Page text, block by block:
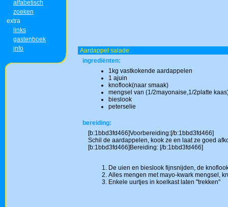
alfabetisch
zoeken
extra
links
gastenboek
info
Aardappel salade:
ingrediënten:
1kg vastkokende aardappelen
1 ajuin
knoflook(naar smaak)
mengsel van (1/2mayonaise,1/2platte
bieslook
peterselie
bereiding:
[b:1bbd3fd466]Voorbereiding:[/b:1bbd3fd466]
Schil de aardappelen, kook ze en laat ze goed
[b:1bbd3fd466]Bereiding: [/b:1bbd3fd466]
De uien en bieslook fijnsnijden, de
Alles mengen met mayo-kwark mengsel,
Enkele uurtjes in koelkast laten "trekken"